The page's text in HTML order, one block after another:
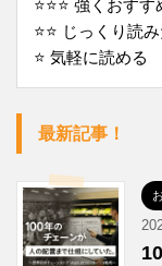
⭐️⭐️⭐️ 強くおすす
⭐️⭐️ じっくり読
⭐️ 気軽に読める
最新記事！